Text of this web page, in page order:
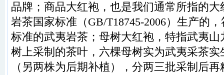
品牌；商品大红袍，也是我们通常所指的
岩茶国家标准（GB/T18745-2006）生产的
标准的武夷岩茶；母树大红袍，特指武夷
树上采制的茶叶，六棵母树实为武夷采茶
（另两株为后期补植），分两三批采制后